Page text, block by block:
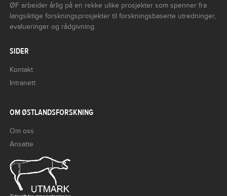
ØF arbeider årlig på en rekke ulike prosjekter som spenner fra
langsiktige forskningsprosjekter til forskningsbaserte utredninger,
evalueringer og rådgivning.
SIDER
Kontakt
Intranett
OM ØSTLANDSFORSKNING
Om oss
Ansatte